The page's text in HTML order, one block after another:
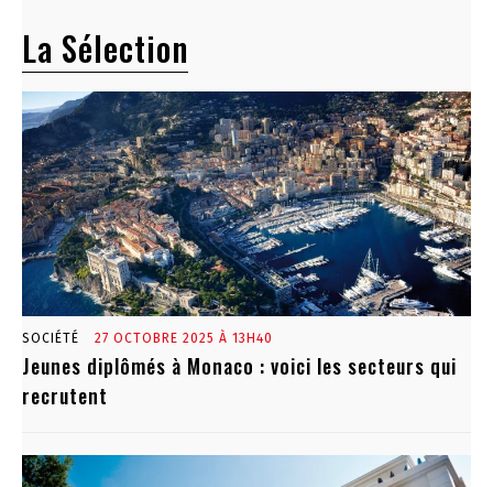
La Sélection
SOCIÉTÉ 27 OCTOBRE 2025 À 13H40
Jeunes diplômés à Monaco : voici les secteurs qui
recrutent